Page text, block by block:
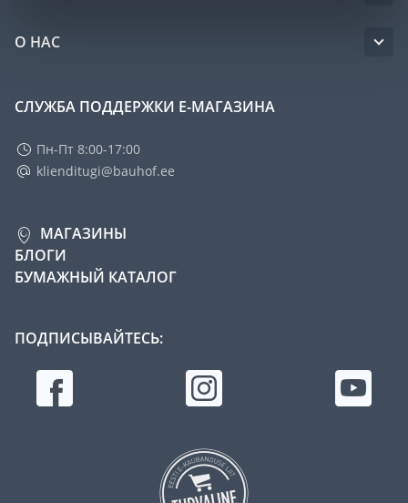
О НАС
СЛУЖБА ПОДДЕРЖКИ Е-МАГАЗИНА
Пн-Пт 8:00-17:00
klienditugi@bauhof.ee
МАГАЗИНЫ
БЛОГИ
БУМАЖНЫЙ КАТАЛОГ
ПОДПИСЫВАЙТЕСЬ: